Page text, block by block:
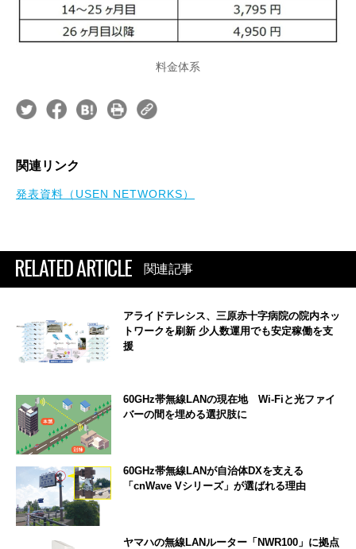
料金体系
関連リンク
発表資料（USEN NETWORKS）
RELATED ARTICLE 関連記事
アライドテレシス、三原赤十字病院の院内ネッ
トワークを刷新 少人数運用でも安定稼働を支
援
60GHz帯無線LANの現在地 Wi-Fiと光ファイ
バーの間を埋める選択肢に
60GHz帯無線LANが自治体DXを支える
「cnWave Vシリーズ」が選ばれる理由
ヤマハの無線LANルーター「NWR100」に拠点